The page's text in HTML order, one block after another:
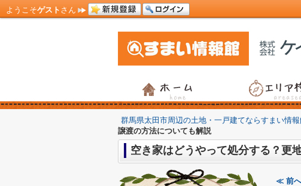
ようこそゲスト さん
群馬県太田市周辺の土地・一戸建てならすまい情
譲渡の方法についても解説
空き家はどうやって処分する？更
≪ 前へ